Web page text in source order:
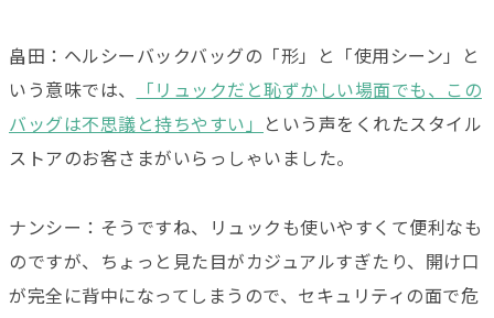
畠田：ヘルシーバックバッグの「形」と「使用シーン」と
いう意味では、
「リュックだと恥ずかしい場面でも、この
バッグは不思議と持ちやすい」
という声をくれたスタイル
ストアのお客さまがいらっしゃいました。
ナンシー：そうですね、リュックも使いやすくて便利なも
のですが、ちょっと見た目がカジュアルすぎたり、開け口
が完全に背中になってしまうので、セキュリティの面で危